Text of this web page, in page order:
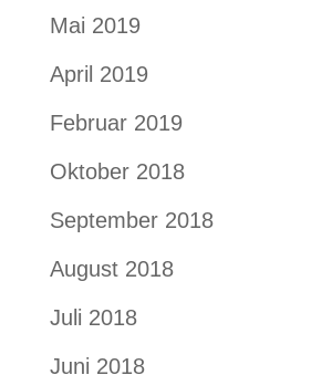
Mai 2019
April 2019
Februar 2019
Oktober 2018
September 2018
August 2018
Juli 2018
Juni 2018